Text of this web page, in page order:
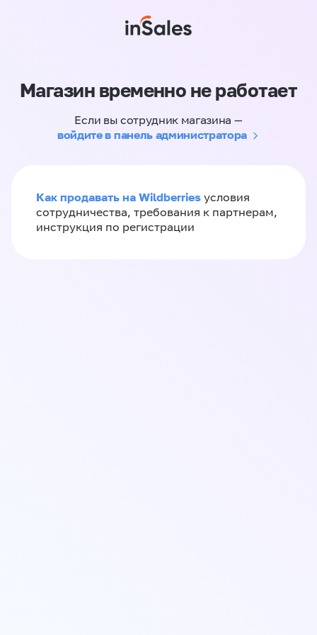
Магазин временно не работает
Если вы сотрудник магазина —
войдите в панель администратора
Как продавать на Wildberries условия
сотрудничества, требования к партнерам,
инструкция по регистрации